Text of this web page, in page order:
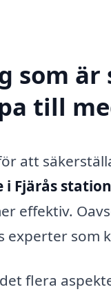
som
till
att
i Fjärås station
effektiv.
experter
flera